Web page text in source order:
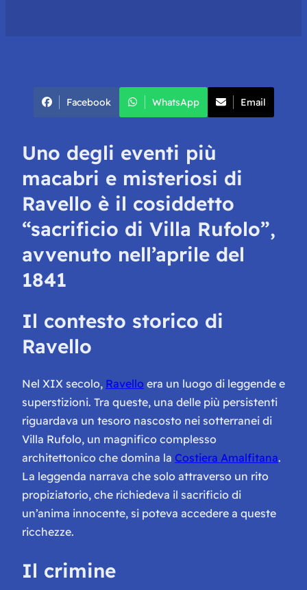
Facebook WhatsApp Email
Uno degli eventi più
macabri e misteriosi di
Ravello è il cosiddetto
“sacrificio di Villa Rufolo”,
avvenuto nell’aprile del
1841
Il contesto storico di
Ravello
Nel XIX secolo, Ravello era un luogo di leggende e
superstizioni. Tra queste, una delle più persistenti
riguardava un tesoro nascosto nei sotterranei di
Villa Rufolo, un magnifico complesso
architettonico che domina la Costiera Amalfitana.
La leggenda narrava che solo attraverso un rito
propiziatorio, che richiedeva il sacrificio di
un’anima innocente, si poteva accedere a queste
ricchezze.
Il crimine